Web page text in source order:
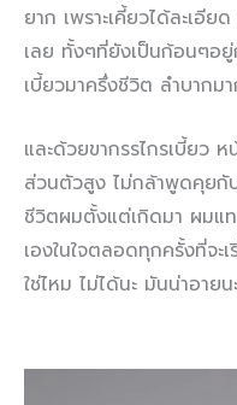
ยาก เพราะเคี้ยวได้ละเอี
เลย ทั้งๆที่ยังเป็นก้อนๆอ
เบี้ยวมาครึ่งชีวิต ลำบากม
และด้วยขากรรไกรเบี้ยว
ส่วนตัวสูง ไม่กล้าพูดคุยกับ
ชีวิตผมตั้งแต่เกิดมา ผมแ
เองในใจตลอดทุกครั้งที่จะเ
ใช่ไหม ไม่ได้นะ มันน่าอายน